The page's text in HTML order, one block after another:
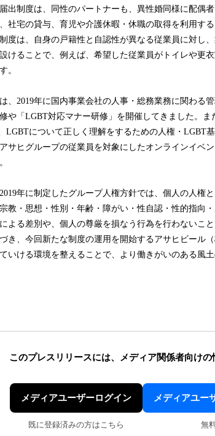
出制度は、同性のパートナーも、異性婚同様に配偶
社宅の貸与、育児や介護休暇・休職の取得を利用する
度は、自身の戸籍性と自認性が異なる従業員に対し
けることで、例えば、希望した従業員がトイレや更
。
、2019年に国内事業会社の人事・総務業務に関わる
や「LGBT対応マナー研修」を開催してきました。
LGBTについて正しく理解をするための人権・LGBT
サヒグループの従業員を対象にしたオンラインイベ
年に制定したグループ人権方針では、個人の人権
教・思想・性別・年齢・障がい・性自認・性的指向
よる差別や、個人の尊厳を損なう行為を行わないこと
き、今回新たな制度の運用を開始するアサヒビール
いける環境を整えることで、より働きがいのある風土
このプレスリリースには、 メディア関係者向け
メディアユーザーログイン
既に登録済みの方はこちら
メディアユー
無